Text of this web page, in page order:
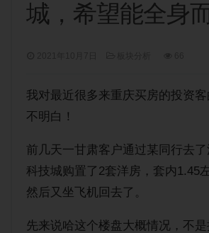
重庆楼盘
购房经验
城，希望能全身
我对最近很多来重庆买房的投资
不明白！
前几天一甘肃客户通过某同行去
科技城购置了2套洋房，套内1.45
然后又坐飞机回去了。
先来说哈这个楼盘大概情况，不